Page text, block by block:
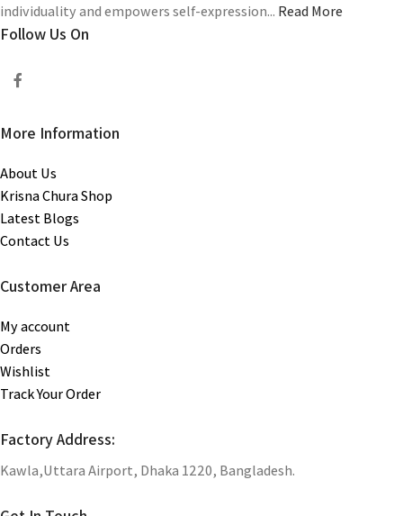
individuality and empowers self-expression... Read More
Follow Us On
More Information
About Us
Krisna Chura Shop
Latest Blogs
Contact Us
Customer Area
My account
Orders
Wishlist
Track Your Order
Factory Address:
Kawla,Uttara Airport, Dhaka 1220, Bangladesh.